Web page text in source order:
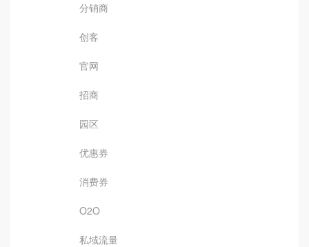
分销商
创客
官网
招商
园区
优惠券
消费券
O2O
私域流量